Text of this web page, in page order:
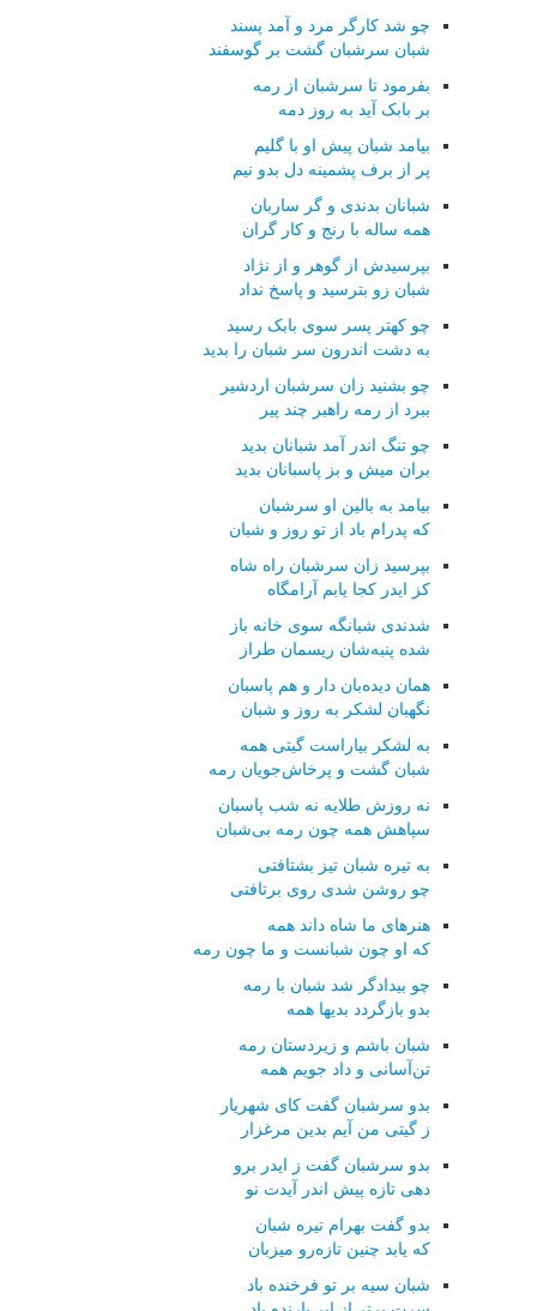
چو شد کارگر مرد و آمد پسند
شبان سرشبان گشت بر گوسفند
بفرمود تا سرشبان از رمه
بر بابک آید به روز دمه
بیامد شبان پیش او با گلیم
پر از برف پشمینه دل بدو نیم
شبانان بدندی و گر ساربان
همه ساله با رنج و کار گران
بپرسیدش از گوهر و از نژاد
شبان زو بترسید و پاسخ نداد
چو کهتر پسر سوی بابک رسید
به دشت اندرون سر شبان را بدید
چو بشنید زان سرشبان اردشیر
ببرد از رمه راهبر چند پیر
چو تنگ اندر آمد شبانان بدید
بران میش و بز پاسبانان بدید
بیامد به بالین او سرشبان
که پدرام باد از تو روز و شبان
بپرسید زان سرشبان راه شاه
کز ایدر کجا یابم آرامگاه
شدندی شبانگه سوی خانه باز
شده پنبه‌شان ریسمان طراز
همان دیده‌بان دار و هم پاسبان
نگهبان لشکر به روز و شبان
به لشکر بیاراست گیتی همه
شبان گشت و پرخاش‌جویان رمه
نه روزش طلایه نه شب پاسبان
سپاهش همه چون رمه بی‌شبان
به تیره شبان تیز بشتافتی
چو روشن شدی روی برتافتی
هنرهای ما شاه داند همه
که او چون شبانست و ما چون رمه
چو بیدادگر شد شبان با رمه
بدو بازگردد بدیها همه
شبان باشم و زیردستان رمه
تن‌آسانی و داد جویم همه
بدو سرشبان گفت کای شهریار
ز گیتی من آیم بدین مرغزار
بدو سرشبان گفت ز ایدر برو
دهی تازه پیش اندر آیدت نو
بدو گفت بهرام تیره شبان
که یابد چنین تازه‌رو میزبان
شبان سیه بر تو فرخنده باد